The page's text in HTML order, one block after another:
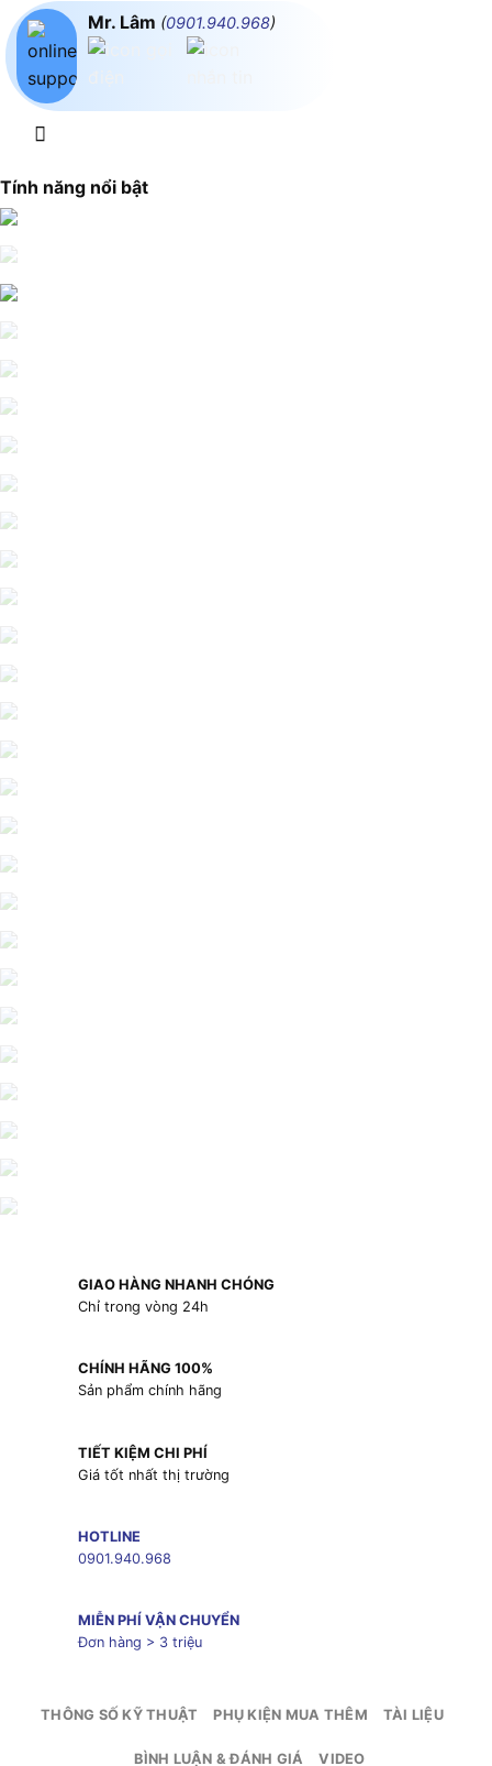
Mr. Lâm (0901.940.968)
Tính năng nổi bật
GIAO HÀNG NHANH CHÓNG
Chỉ trong vòng 24h
CHÍNH HÃNG 100%
Sản phẩm chính hãng
TIẾT KIỆM CHI PHÍ
Giá tốt nhất thị trường
HOTLINE
0901.940.968
MIỄN PHÍ VẬN CHUYỂN
Đơn hàng > 3 triệu
THÔNG SỐ KỸ THUẬT PHỤ KIỆN MUA THÊM TÀI LIỆU
BÌNH LUẬN & ĐÁNH GIÁ VIDEO